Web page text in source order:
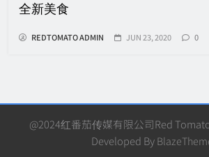
全新美食
REDTOMATO ADMIN JUN 23, 2020 0
@2024红番茄传媒有限公司Red
Developed By